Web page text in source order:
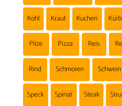
Kohl Kraut Kuchen
Pilze Pizza Reis
Rind Schmoren Schwein
Speck Spinat Steak